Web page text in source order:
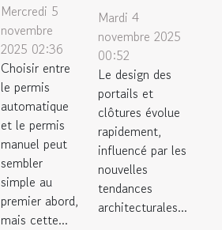
Mercredi 5
novembre
2025 02:36
Choisir entre
le permis
automatique
et le permis
manuel peut
sembler
simple au
premier abord,
mais cette...
Mardi 4
novembre 2025
00:52
Le design des
portails et
clôtures évolue
rapidement,
influencé par les
nouvelles
tendances
architecturales...